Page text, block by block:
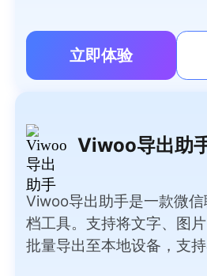
立即体验
Viwoo导出助
Viwoo导出助手是一款微
档工具。支持将文字、图
批量导出至本地设备，支持